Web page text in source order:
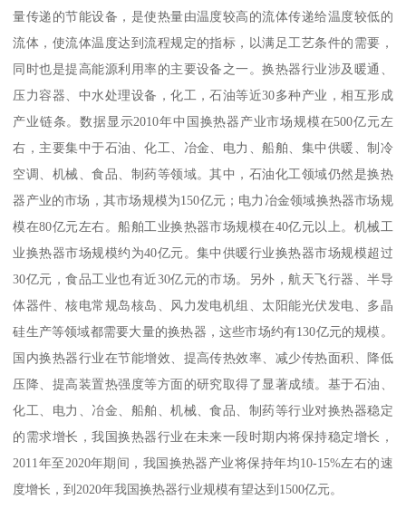
量传递的节能设备，是使热量由温度较高的流体传递给温度较低的
流体，使流体温度达到流程规定的指标，以满足工艺条件的需要，
同时也是提高能源利用率的主要设备之一。换热器行业涉及暖通、
压力容器、中水处理设备，化工，石油等近30多种产业，相互形成
产业链条。数据显示2010年中国换热器产业市场规模在500亿元左
右，主要集中于石油、化工、冶金、电力、船舶、集中供暖、制冷
空调、机械、食品、制药等领域。其中，石油化工领域仍然是换热
器产业的市场，其市场规模为150亿元；电力冶金领域换热器市场规
模在80亿元左右。船舶工业换热器市场规模在40亿元以上。机械工
业换热器市场规模约为40亿元。集中供暖行业换热器市场规模超过
30亿元，食品工业也有近30亿元的市场。另外，航天飞行器、半导
体器件、核电常规岛核岛、风力发电机组、太阳能光伏发电、多晶
硅生产等领域都需要大量的换热器，这些市场约有130亿元的规模。
国内换热器行业在节能增效、提高传热效率、减少传热面积、降低
压降、提高装置热强度等方面的研究取得了显著成绩。基于石油、
化工、电力、冶金、船舶、机械、食品、制药等行业对换热器稳定
的需求增长，我国换热器行业在未来一段时期内将保持稳定增长，
2011年至2020年期间，我国换热器产业将保持年均10-15%左右的速
度增长，到2020年我国换热器行业规模有望达到1500亿元。